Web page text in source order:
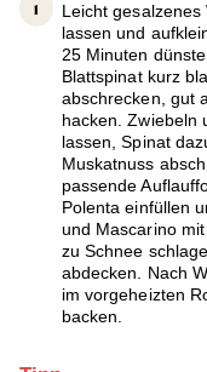
Leicht
lassen und
25 Minuten
Blattspinat kurz
abschrecken, gut
hacken. Zwiebeln
lassen, Spinat
Muskatnuss
passende
Polenta einfüllen
und Mascarino
zu Schnee
abdecken. Nach
im vorgeheizten
backen.